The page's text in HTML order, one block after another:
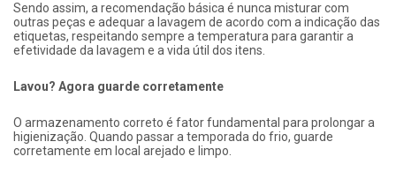
Sendo assim, a recomendação básica é nunca misturar com
outras peças e adequar a lavagem de acordo com a indicação das
etiquetas, respeitando sempre a temperatura para garantir a
efetividade da lavagem e a vida útil dos itens.
Lavou? Agora guarde corretamente
O armazenamento correto é fator fundamental para prolongar a
higienização. Quando passar a temporada do frio, guarde
corretamente em local arejado e limpo.